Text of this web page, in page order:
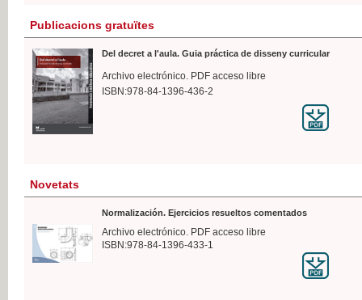
Publicacions gratuïtes
Del decret a l'aula. Guia práctica de disseny curricular
Archivo electrónico. PDF acceso libre
ISBN:978-84-1396-436-2
Novetats
Normalización. Ejercicios resueltos comentados
Archivo electrónico. PDF acceso libre
ISBN:978-84-1396-433-1